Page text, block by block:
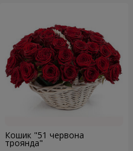
Кошик "51 червона
троянда"